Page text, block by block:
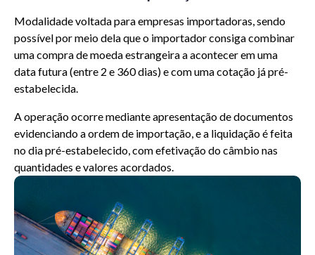
Modalidade voltada para empresas importadoras, sendo
possível por meio dela que o importador consiga combinar
uma compra de moeda estrangeira a acontecer em uma
data futura (entre 2 e 360 dias) e com uma cotação já pré-
estabelecida.
A operação ocorre mediante apresentação de documentos
evidenciando a ordem de importação, e a liquidação é feita
no dia pré-estabelecido, com efetivação do câmbio nas
quantidades e valores acordados.